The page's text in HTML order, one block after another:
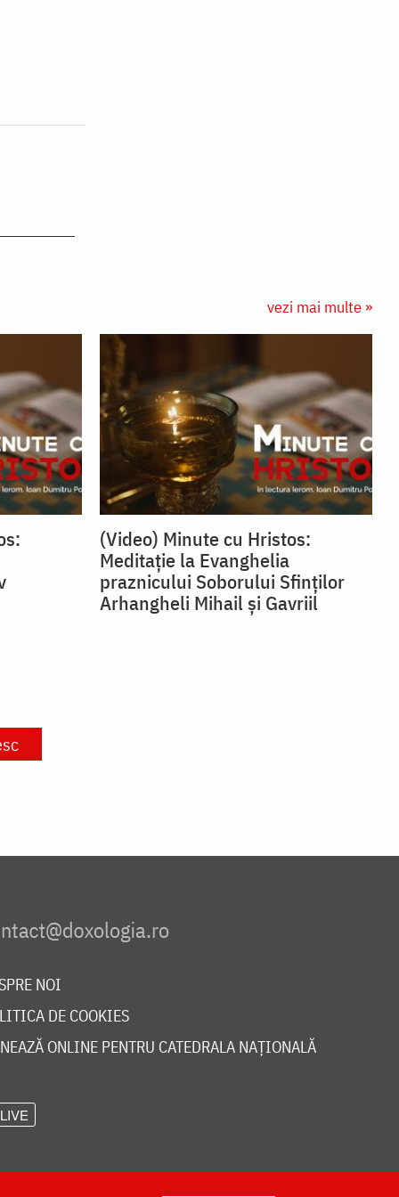
vezi mai multe »
(Video) Minute cu Hristos:
Meditație la Evanghelia
praznicului Soborului Sfinților
Arhangheli Mihail și Gavriil
NOI
DE COOKIES
ONLINE PENTRU CATEDRALA NAȚIONALĂ
LIVE